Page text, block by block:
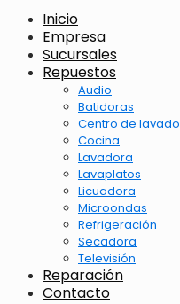
Inicio
Empresa
Sucursales
Repuestos
Audio
Batidoras
Centro de lavado
Cocina
Lavadora
Lavaplatos
Licuadora
Microondas
Refrigeración
Secadora
Televisión
Reparación
Contacto